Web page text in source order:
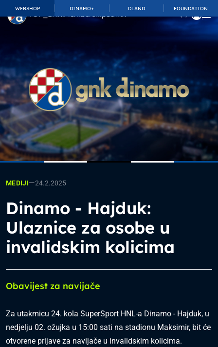
WEBSHOP DINAMO+ DLAND FOUNDATION
TOP_BAR.MembershipSuffix
MEDIJI—24.2.2025
Dinamo - Hajduk:
Ulaznice za osobe u
invalidskim kolicima
Obavijest za navijače
Za utakmicu 24. kola SuperSport HNL-a Dinamo - Hajduk, u
nedjelju 02. ožujka u 15:00 sati na stadionu Maksimir, bit će
otvorene prijave za navijače u invalidskim kolicima.